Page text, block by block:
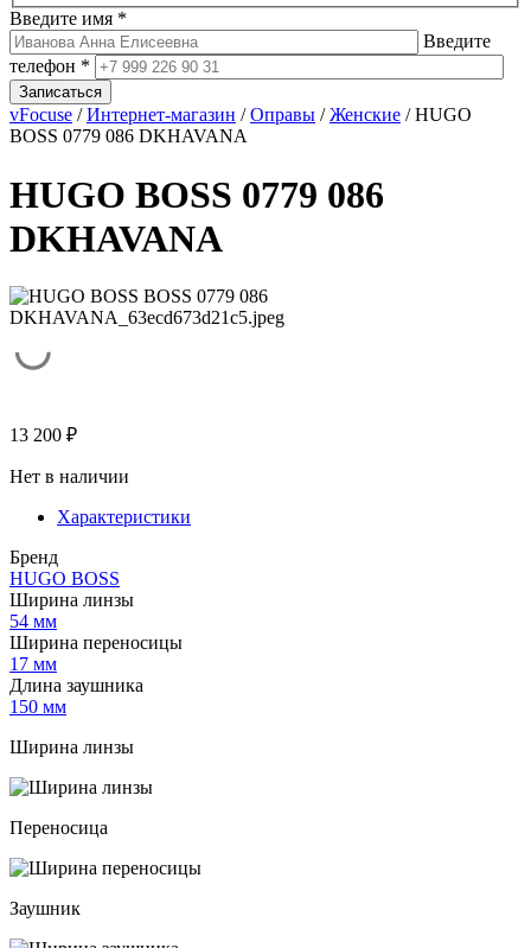
Введите имя *
Введите
телефон *
Записаться
vFocuse /Интернет-магазин /Оправы /Женские / HUGO
BOSS 0779 086 DKHAVANA
HUGO BOSS 0779 086
DKHAVANA
13 200 ₽
Нет в наличии
Характеристики
Бренд
HUGO BOSS
Ширина линзы
54 мм
Ширина переносицы
17 мм
Длина заушника
150 мм
Ширина линзы
Переносица
Заушник